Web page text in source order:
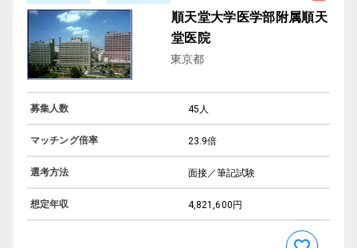
順天堂大学医学部附属順天
堂医院
東京都
募集人数 45人
マッチング倍率 23.9倍
選考方法 面接／筆記試験
想定年収 4,821,600円